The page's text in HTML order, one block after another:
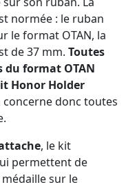
normée : le ruban
le format OTAN, la
de 37 mm. Toutes
format OTAN
Honor Holder
concerne donc toutes
, le kit
permettent de
sur le